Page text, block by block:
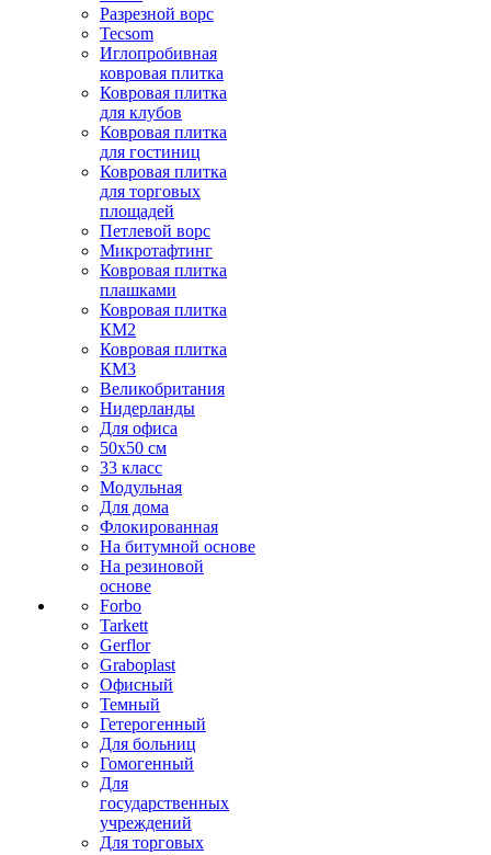
Разрезной ворс
Tecsom
Иглопробивная
ковровая плитка
Ковровая плитка
для клубов
Ковровая плитка
для гостиниц
Ковровая плитка
для торговых
площадей
Петлевой ворс
Микротафтинг
Ковровая плитка
плашками
Ковровая плитка
КМ2
Ковровая плитка
КМ3
Великобритания
Нидерланды
Для офиса
50х50 см
33 класс
Модульная
Для дома
Флокированная
На битумной основе
На резиновой
основе
Forbo
Tarkett
Gerflor
Graboplast
Офисный
Темный
Гетерогенный
Для больниц
Гомогенный
Для
государственных
учреждений
Для торговых